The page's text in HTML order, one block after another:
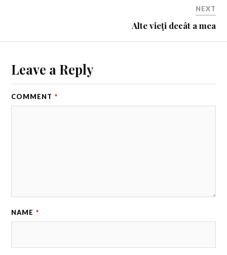
NEXT
Alte vieți decât a mea
Leave a Reply
COMMENT *
NAME *